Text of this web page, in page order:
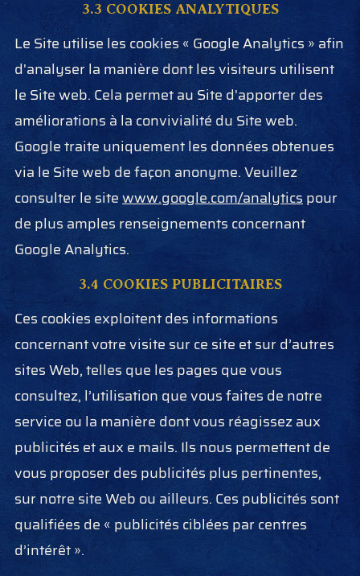
3.3 COOKIES ANALYTIQUES
Le Site utilise les cookies « Google Analytics » afin
d'analyser la manière dont les visiteurs utilisent
le Site web. Cela permet au Site d'apporter des
améliorations à la convivialité du Site web.
Google traite uniquement les données obtenues
via le Site web de façon anonyme. Veuillez
consulter le sitewww.google.com/analyticspour
de plus amples renseignements concernant
Google Analytics.
3.4 COOKIES PUBLICITAIRES
Ces cookies exploitent des informations
concernant votre visite sur ce site et sur d’autres
sites Web, telles que les pages que vous
consultez, l’utilisation que vous faites de notre
service ou la manière dont vous réagissez aux
publicités et aux e mails. Ils nous permettent de
vous proposer des publicités plus pertinentes,
sur notre site Web ou ailleurs. Ces publicités sont
qualifiées de « publicités ciblées par centres
d’intérêt ».